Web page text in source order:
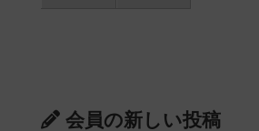
会員の新しい投稿